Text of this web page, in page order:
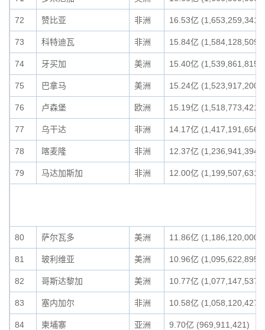
72 赞比亚 非洲 16.53亿 (1,653,259,341)
73 科特迪瓦 非洲 15.84亿 (1,584,128,509)
74 牙买加 美洲 15.40亿 (1,539,861,815)
75 巴拿马 美洲 15.24亿 (1,523,917,200)
76 卢森堡 欧洲 15.19亿 (1,518,773,421)
77 乌干达 非洲 14.17亿 (1,417,191,656)
78 喀麦隆 非洲 12.37亿 (1,236,941,394)
79 马达加斯加 非洲 12.00亿 (1,199,507,631)
80 萨尔瓦多 美洲 11.86亿 (1,186,120,000)
81 玻利维亚 美洲 10.96亿 (1,095,622,895)
82 哥斯达黎加 美洲 10.77亿 (1,077,147,537)
83 塞内加尔 非洲 10.58亿 (1,058,120,427)
84 柬埔寨 亚洲 9.70亿 (969,911,421)